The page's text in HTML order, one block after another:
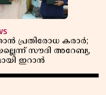
പ്രതിരോധ കരാർ;
സൗദി അറേബ്യ,
ഇറാൻ